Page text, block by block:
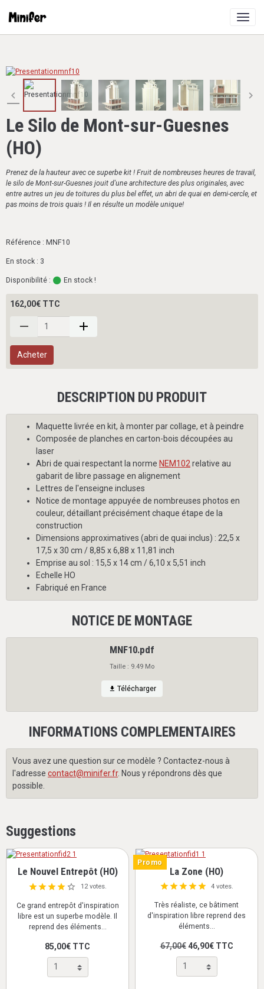
Le Silo de Mont-sur-Guesnes
(HO)
Prenez de la hauteur avec ce superbe kit ! Fruit de nombreuses heures de travail,
le silo de Mont-sur-Guesnes jouit d'une architecture des plus originales, avec
entre autres un jeu de toitures du plus bel effet, un abri de quai en demi-cercle, et
pas moins de trois quais ! Il en résulte un modèle unique!
Référence : MNF10
En stock : 3
Disponibilité : En stock !
162,00€ TTC
Acheter
DESCRIPTION DU PRODUIT
Maquette livrée en kit, à monter par collage, et à peindre
Composée de planches en carton-bois découpées au
laser
Abri de quai respectant la norme NEM102relative au
gabarit de libre passage en alignement
Lettres de l'enseigne incluses
Notice de montage appuyée de nombreuses photos en
couleur, détaillant précisément chaque étape de la
construction
Dimensions approximatives (abri de quai inclus) : 22,5 x
17,5 x 30 cm / 8,85 x 6,88 x 11,81 inch
Emprise au sol : 15,5 x 14 cm / 6,10 x 5,51 inch
Echelle HO
Fabriqué en France
NOTICE DE MONTAGE
MNF10.pdf
Taille : 9.49 Mo
Télécharger
INFORMATIONS COMPLEMENTAIRES
Vous avez une question sur ce modèle ? Contactez-nous à
l'adresse contact@minifer.fr. Nous y répondrons dès que
possible.
Suggestions
Le Nouvel Entrepôt (HO)
12 votes.
Ce grand entrepôt d'inspiration
libre est un superbe modèle. Il
reprend des éléments...
85,00€ TTC
Promo
La Zone (HO)
4 votes.
Très réaliste, ce bâtiment
d'inspiration libre reprend des
éléments...
67,00€ 46,90€ TTC